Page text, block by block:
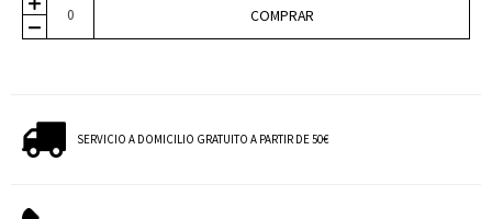
COMPRAR
SERVICIO A DOMICILIO GRATUITO A PARTIR DE 50€